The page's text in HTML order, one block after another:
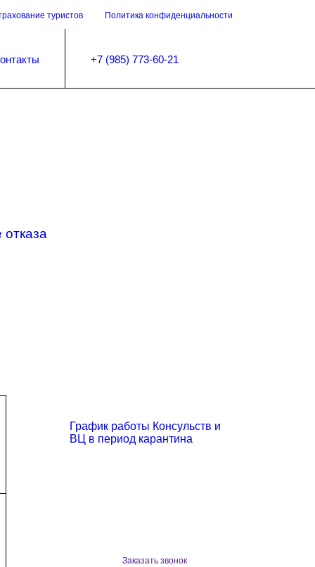
туристов Политика конфиденциальности
+7 (985) 773-60-21
График работы Консульств и
ВЦ в период карантина
Заказать звонок